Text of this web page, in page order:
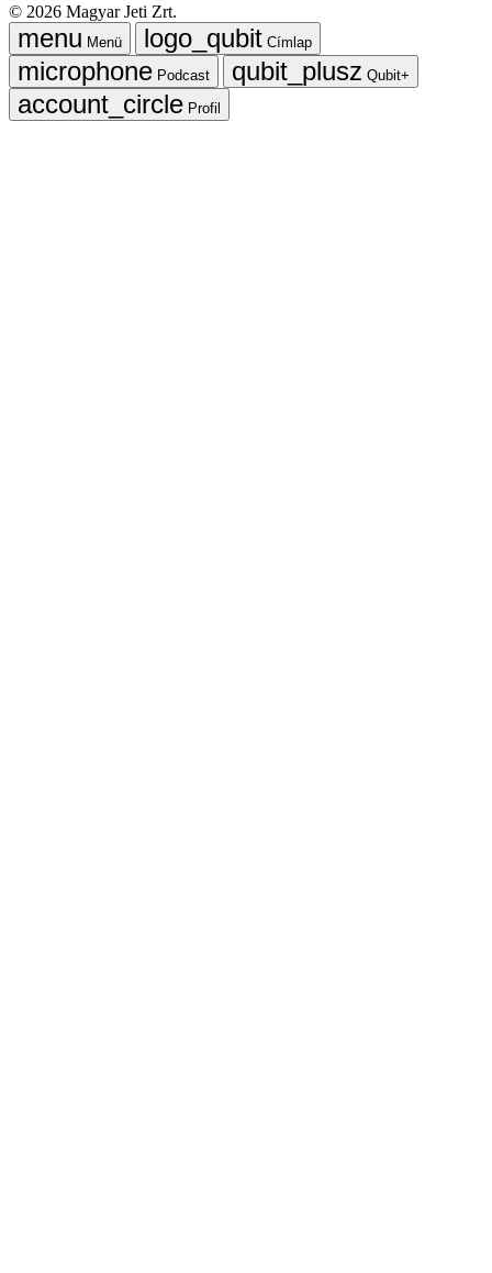
© 2026 Magyar Jeti Zrt.
Menü
Címlap
Podcast
Qubit+
Profil